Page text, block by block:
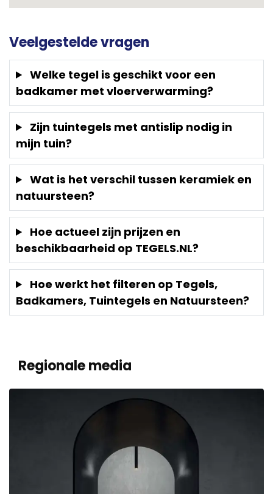
Veelgestelde vragen
Welke tegel is geschikt voor een
badkamer met vloerverwarming?
Zijn tuintegels met antislip nodig in
mijn tuin?
Wat is het verschil tussen keramiek en
natuursteen?
Hoe actueel zijn prijzen en
beschikbaarheid op TEGELS.NL?
Hoe werkt het filteren op Tegels,
Badkamers, Tuintegels en Natuursteen?
Regionale media